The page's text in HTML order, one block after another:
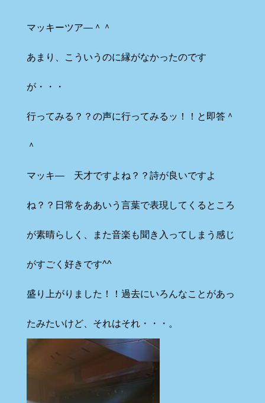
マッキーツア―＾＾
あまり、こういうのに縁がなかったのです
が・・・
行ってみる？？の声に行ってみるッ！！と即答＾
＾
マッキ― 天才ですよね？？詩が良いですよ
ね？？日常をああいう言葉で表現してくるところ
が素晴らしく、また音楽も聞き入ってしまう感じ
がすごく好きです^^
盛り上がりました！！過去にいろんなことがあっ
たみたいけど、それはそれ・・・。